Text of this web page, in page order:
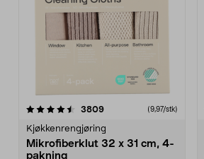
3809anmeldelser(9,97/stk)
Kjøkkenrengjøring
Mikrofiberklut 32 x 31 cm, 4-
pakning
4.5av 5 stjerner